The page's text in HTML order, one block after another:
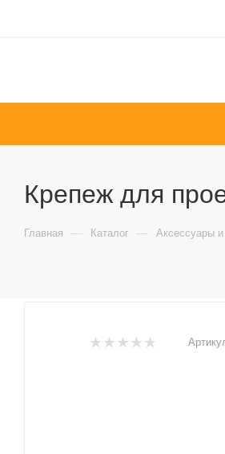
Крепеж для
Главная — Каталог — Аксессуары